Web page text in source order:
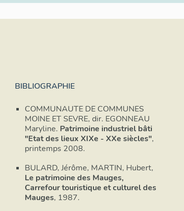
BIBLIOGRAPHIE
COMMUNAUTE DE COMMUNES
MOINE ET SEVRE, dir. EGONNEAU
Maryline. Patrimoine industriel bâti
"Etat des lieux XIXe - XXe siècles",
printemps 2008.
BULARD, Jérôme, MARTIN, Hubert,
Le patrimoine des Mauges,
Carrefour touristique et culturel des
Mauges, 1987.